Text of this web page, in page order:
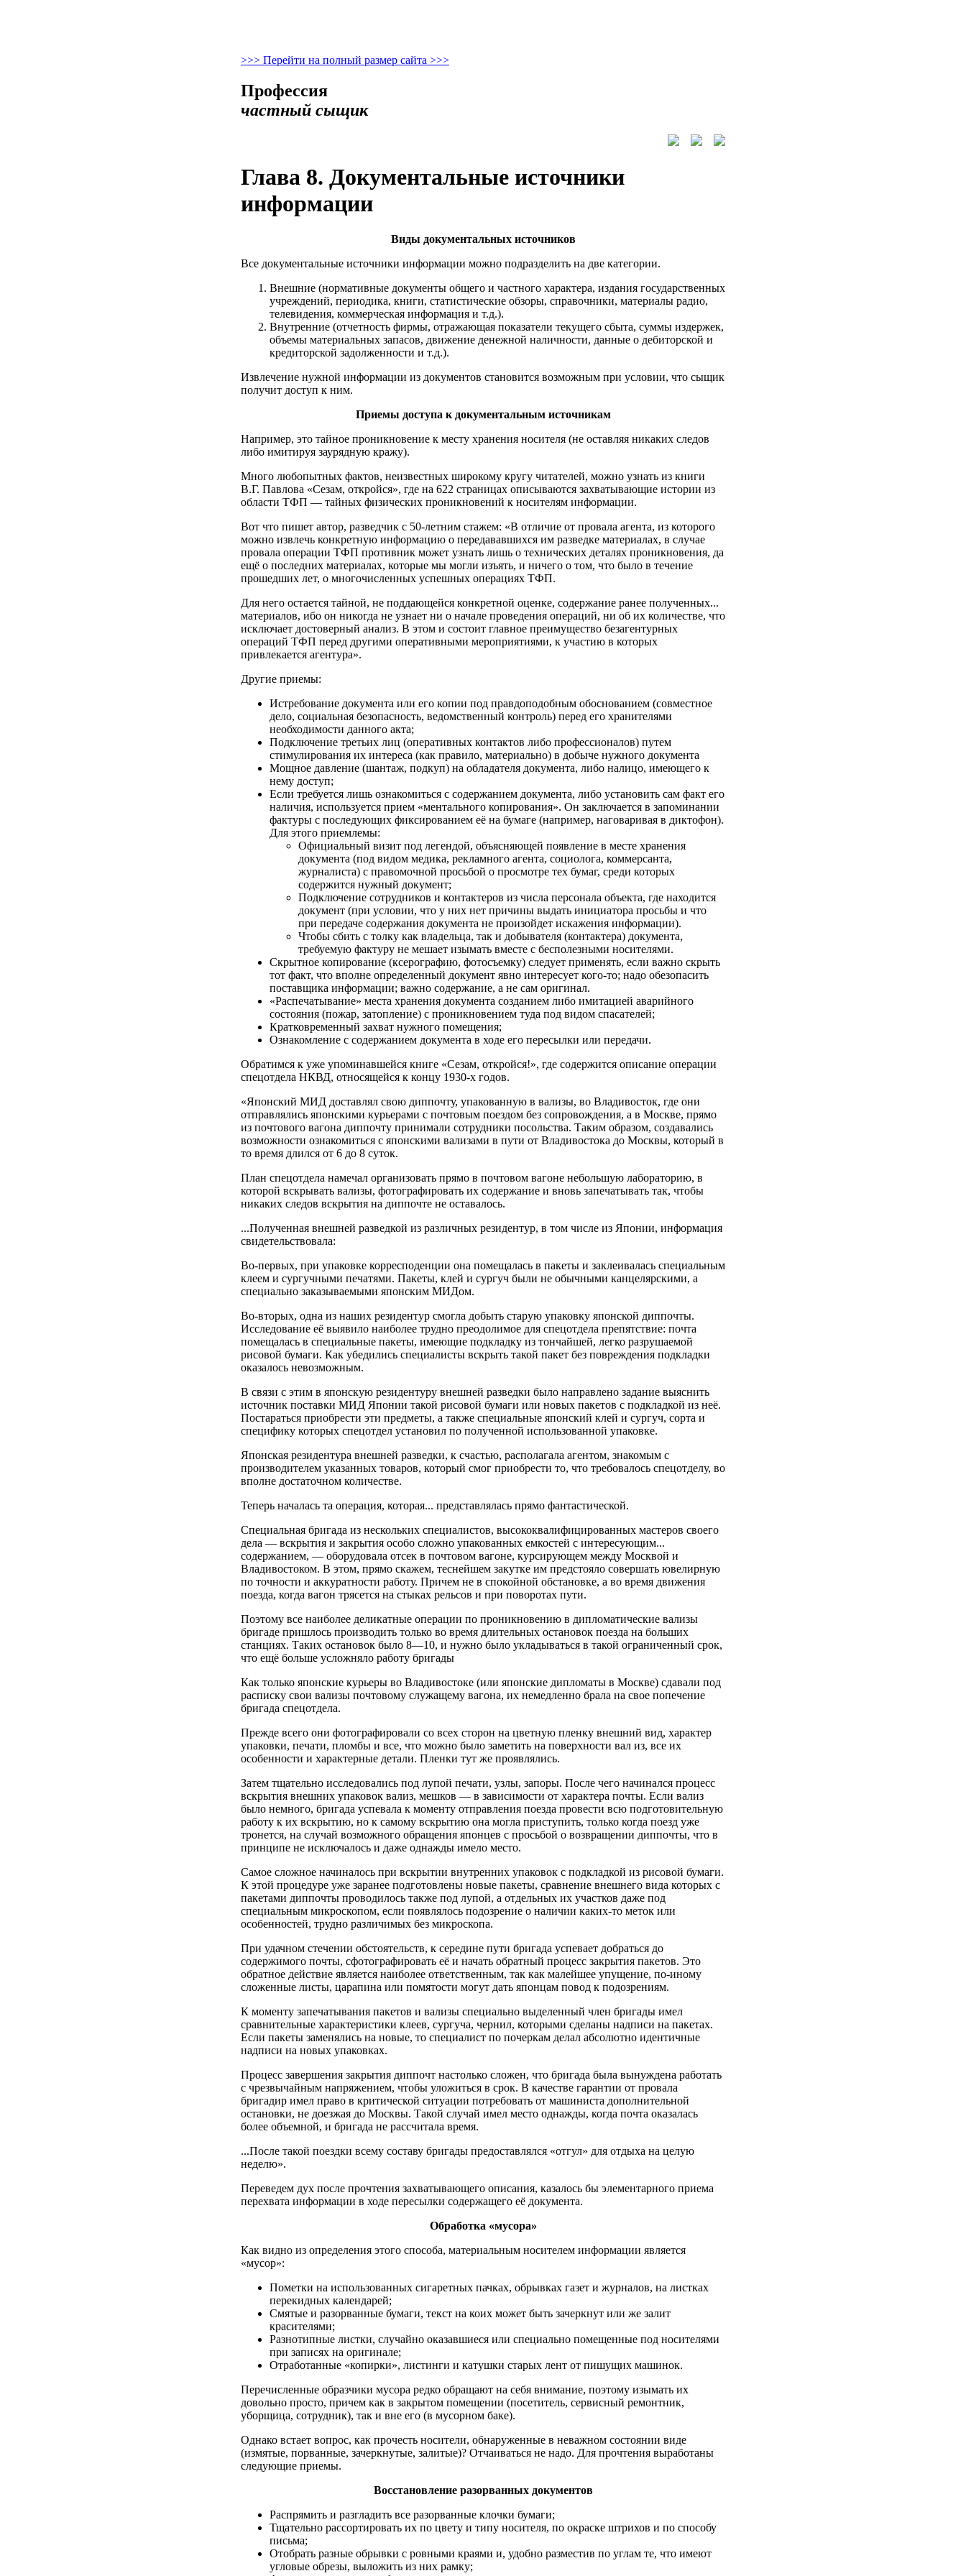
>>> Перейти на полный размер сайта >>>
Профессия
частный сыщик
Глава 8. Документальные источники
информации
Виды документальных источников
Все документальные источники информации можно подразделить на две категории.
Внешние (нормативные документы общего и частного характера, издания государственных
учреждений, периодика, книги, статистические обзоры, справочники, материалы радио,
телевидения, коммерческая информация и т.д.).
Внутренние (отчетность фирмы, отражающая показатели текущего сбыта, суммы издержек,
объемы материальных запасов, движение денежной наличности, данные о дебиторской и
кредиторской задолженности и т.д.).
Извлечение нужной информации из документов становится возможным при условии, что сыщик
получит доступ к ним.
Приемы доступа к документальным источникам
Например, это тайное проникновение к месту хранения носителя (не оставляя никаких следов
либо имитируя заурядную кражу).
Много любопытных фактов, неизвестных широкому кругу читателей, можно узнать из книги
В.Г. Павлова «Сезам, откройся», где на 622 страницах описываются захватывающие истории из
области ТФП — тайных физических проникновений к носителям информации.
Вот что пишет автор, разведчик с 50-летним стажем: «В отличие от провала агента, из которого
можно извлечь конкретную информацию о передававшихся им разведке материалах, в случае
провала операции ТФП противник может узнать лишь о технических деталях проникновения, да
ещё о последних материалах, которые мы могли изъять, и ничего о том, что было в течение
прошедших лет, о многочисленных успешных операциях ТФП.
Для него остается тайной, не поддающейся конкретной оценке, содержание ранее полученных...
материалов, ибо он никогда не узнает ни о начале проведения операций, ни об их количестве, что
исключает достоверный анализ. В этом и состоит главное преимущество безагентурных
операций ТФП перед другими оперативными мероприятиями, к участию в которых
привлекается агентура».
Другие приемы:
Истребование документа или его копии под правдоподобным обоснованием (совместное
дело, социальная безопасность, ведомственный контроль) перед его хранителями
необходимости данного акта;
Подключение третьих лиц (оперативных контактов либо профессионалов) путем
стимулирования их интереса (как правило, материально) в добыче нужного документа
Мощное давление (шантаж, подкуп) на обладателя документа, либо налицо, имеющего к
нему доступ;
Если требуется лишь ознакомиться с содержанием документа, либо установить сам факт его
наличия, используется прием «ментального копирования». Он заключается в запоминании
фактуры с последующих фиксированием её на бумаге (например, наговаривая в диктофон).
Для этого приемлемы:
Официальный визит под легендой, объясняющей появление в месте хранения
документа (под видом медика, рекламного агента, социолога, коммерсанта,
журналиста) с правомочной просьбой о просмотре тех бумаг, среди которых
содержится нужный документ;
Подключение сотрудников и контактеров из числа персонала объекта, где находится
документ (при условии, что у них нет причины выдать инициатора просьбы и что
при передаче содержания документа не произойдет искажения информации).
Чтобы сбить с толку как владельца, так и добывателя (контактера) документа,
требуемую фактуру не мешает изымать вместе с бесполезными носителями.
Скрытное копирование (ксерографию, фотосъемку) следует применять, если важно скрыть
тот факт, что вполне определенный документ явно интересует кого-то; надо обезопасить
поставщика информации; важно содержание, а не сам оригинал.
«Распечатывание» места хранения документа созданием либо имитацией аварийного
состояния (пожар, затопление) с проникновением туда под видом спасателей;
Кратковременный захват нужного помещения;
Ознакомление с содержанием документа в ходе его пересылки или передачи.
Обратимся к уже упоминавшейся книге «Сезам, откройся!», где содержится описание операции
спецотдела НКВД, относящейся к концу 1930-х годов.
«Японский МИД доставлял свою диппочту, упакованную в вализы, во Владивосток, где они
отправлялись японскими курьерами с почтовым поездом без сопровождения, а в Москве, прямо
из почтового вагона диппочту принимали сотрудники посольства. Таким образом, создавались
возможности ознакомиться с японскими вализами в пути от Владивостока до Москвы, который в
то время длился от 6 до 8 суток.
План спецотдела намечал организовать прямо в почтовом вагоне небольшую лабораторию, в
которой вскрывать вализы, фотографировать их содержание и вновь запечатывать так, чтобы
никаких следов вскрытия на диппочте не оставалось.
...Полученная внешней разведкой из различных резидентур, в том числе из Японии, информация
свидетельствовала:
Во-первых, при упаковке корресподенции она помещалась в пакеты и заклеивалась специальным
клеем и сургучными печатями. Пакеты, клей и сургуч были не обычными канцелярскими, а
специально заказываемыми японским МИДом.
Во-вторых, одна из наших резидентур смогла добыть старую упаковку японской диппочты.
Исследование её выявило наиболее трудно преодолимое для спецотдела препятствие: почта
помещалась в специальные пакеты, имеющие подкладку из тончайшей, легко разрушаемой
рисовой бумаги. Как убедились специалисты вскрыть такой пакет без повреждения подкладки
оказалось невозможным.
В связи с этим в японскую резидентуру внешней разведки было направлено задание выяснить
источник поставки МИД Японии такой рисовой бумаги или новых пакетов с подкладкой из неё.
Постараться приобрести эти предметы, а также специальные японский клей и сургуч, сорта и
специфику которых спецотдел установил по полученной использованной упаковке.
Японская резидентура внешней разведки, к счастью, располагала агентом, знакомым с
производителем указанных товаров, который смог приобрести то, что требовалось спецотделу, во
вполне достаточном количестве.
Теперь началась та операция, которая... представлялась прямо фантастической.
Специальная бригада из нескольких специалистов, высококвалифицированных мастеров своего
дела — вскрытия и закрытия особо сложно упакованных емкостей с интересующим...
содержанием, — оборудовала отсек в почтовом вагоне, курсирующем между Москвой и
Владивостоком. В этом, прямо скажем, теснейшем закутке им предстояло совершать ювелирную
по точности и аккуратности работу. Причем не в спокойной обстановке, а во время движения
поезда, когда вагон трясется на стыках рельсов и при поворотах пути.
Поэтому все наиболее деликатные операции по проникновению в дипломатические вализы
бригаде пришлось производить только во время длительных остановок поезда на больших
станциях. Таких остановок было 8—10, и нужно было укладываться в такой ограниченный срок,
что ещё больше усложняло работу бригады
Как только японские курьеры во Владивостоке (или японские дипломаты в Москве) сдавали под
расписку свои вализы почтовому служащему вагона, их немедленно брала на свое попечение
бригада спецотдела.
Прежде всего они фотографировали со всех сторон на цветную пленку внешний вид, характер
упаковки, печати, пломбы и все, что можно было заметить на поверхности вал из, все их
особенности и характерные детали. Пленки тут же проявлялись.
Затем тщательно исследовались под лупой печати, узлы, запоры. После чего начинался процесс
вскрытия внешних упаковок вализ, мешков — в зависимости от характера почты. Если вализ
было немного, бригада успевала к моменту отправления поезда провести всю подготовительную
работу к их вскрытию, но к самому вскрытию она могла приступить, только когда поезд уже
тронется, на случай возможного обращения японцев с просьбой о возвращении диппочты, что в
принципе не исключалось и даже однажды имело место.
Самое сложное начиналось при вскрытии внутренних упаковок с подкладкой из рисовой бумаги.
К этой процедуре уже заранее подготовлены новые пакеты, сравнение внешнего вида которых с
пакетами диппочты проводилось также под лупой, а отдельных их участков даже под
специальным микроскопом, если появлялось подозрение о наличии каких-то меток или
особенностей, трудно различимых без микроскопа.
При удачном стечении обстоятельств, к середине пути бригада успевает добраться до
содержимого почты, сфотографировать её и начать обратный процесс закрытия пакетов. Это
обратное действие является наиболее ответственным, так как малейшее упущение, по-иному
сложенные листы, царапина или помятости могут дать японцам повод к подозрениям.
К моменту запечатывания пакетов и вализы специально выделенный член бригады имел
сравнительные характеристики клеев, сургуча, чернил, которыми сделаны надписи на пакетах.
Если пакеты заменялись на новые, то специалист по почеркам делал абсолютно идентичные
надписи на новых упаковках.
Процесс завершения закрытия диппочт настолько сложен, что бригада была вынуждена работать
с чрезвычайным напряжением, чтобы уложиться в срок. В качестве гарантии от провала
бригадир имел право в критической ситуации потребовать от машиниста дополнительной
остановки, не доезжая до Москвы. Такой случай имел место однажды, когда почта оказалась
более объемной, и бригада не рассчитала время.
...После такой поездки всему составу бригады предоставлялся «отгул» для отдыха на целую
неделю».
Переведем дух после прочтения захватывающего описания, казалось бы элементарного приема
перехвата информации в ходе пересылки содержащего её документа.
Обработка «мусора»
Как видно из определения этого способа, материальным носителем информации является
«мусор»:
Пометки на использованных сигаретных пачках, обрывках газет и журналов, на листках
перекидных календарей;
Смятые и разорванные бумаги, текст на коих может быть зачеркнут или же залит
красителями;
Разнотипные листки, случайно оказавшиеся или специально помещенные под носителями
при записях на оригинале;
Отработанные «копирки», листинги и катушки старых лент от пишущих машинок.
Перечисленные образчики мусора редко обращают на себя внимание, поэтому изымать их
довольно просто, причем как в закрытом помещении (посетитель, сервисный ремонтник,
уборщица, сотрудник), так и вне его (в мусорном баке).
Однако встает вопрос, как прочесть носители, обнаруженные в неважном состоянии виде
(измятые, порванные, зачеркнутые, залитые)? Отчаиваться не надо. Для прочтения выработаны
следующие приемы.
Восстановление разорванных документов
Распрямить и разгладить все разорванные клочки бумаги;
Тщательно рассортировать их по цвету и типу носителя, по окраске штрихов и по способу
письма;
Отобрать разные обрывки с ровными краями и, удобно разместив по углам те, что имеют
угловые обрезы, выложить из них рамку;